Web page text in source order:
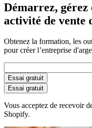
Démarrez, gérez
activité de vente
Obtenez la formation, les
pour créer l’entreprise
Essai gratuit
Essai gratuit
Vous acceptez de recevoir
Shopify.